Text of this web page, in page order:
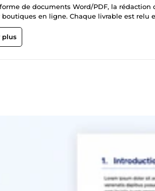
de documents Word/PDF, la rédaction
en ligne. Chaque livrable est relu
utilisable.
plus